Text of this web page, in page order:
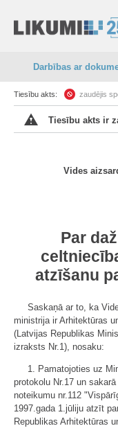
Darbības ar
Tiesību akts: zaudējis
Tiesību akts ir
Vides
Par
atzīšanu
Saskaņā ar to, ka
ministrija ir Arhitektūras
(Latvijas Republikas
izraksts Nr.1), nosaku:
1. Pamatojoties uz
protokolu Nr.17 un
noteikumu nr.112
1997.gada 1.jūliju atzīt
Republikas Arhitektūras